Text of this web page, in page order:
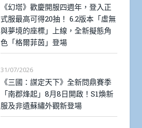
《幻塔》歡慶開服四週年，登入正
式服最高可得20抽！ 6.2版本「虛無
與夢境的座標」上線，全新擬態角
色「格爾菲茵」登場
31/07/2026
《三國：謀定天下》全新問鼎賽季
「南郡烽起」8月8日開啟！S1煥新
服及非遺蘇繡外觀新登場